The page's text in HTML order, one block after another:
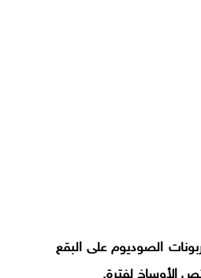
الصوديوم على البقع
الأوساخ لفترة.